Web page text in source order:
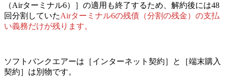
（Airターミナル6）］の適用も終了するため、 解約後には48
回分割していたAirターミナル6の残債（分割の残金）の支払
い義務だけが残ります。
ソフトバンクエアーは ［インターネット契約］と［端末購入
契約］は別物です。